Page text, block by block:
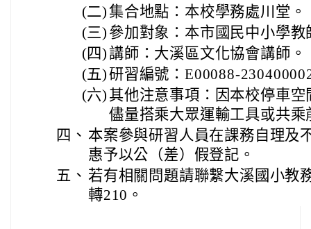
(二)集合地點：本校學務處川堂。
(三) 參加對象：本市國民中小學教
(四)講師：大溪區文化協會講師。
(五)研習編號：E00088-
(六) 其他注意事項：因本校停車
儘量搭乘大眾運輸工具或共乘
四、 本案參與研習人員在課務自理及
惠予以公（差）假登記。
五、 若有相關問題請聯繫大溪國小教
轉210。